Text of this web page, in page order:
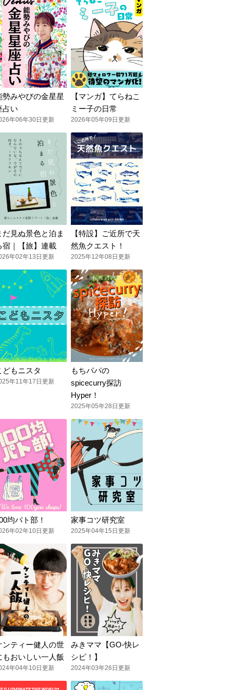
勢みやびの金星星
占い
年06年30日更新
【マンガ】てらねこ
ミー子の日常
2026年05年09日更新
だ見ぬ景色と泊ま
宿｜【旅】連載
年02年13日更新
【特設】ご近所で天
然魚クエスト！
2025年12年08日更新
どもニスタ
年11年17日更新
もちパパの
spicecurry探訪
Hyper！
2025年05年28日更新
均パト部！
年02年10日更新
家事コツ研究室
2025年04年15日更新
ンティー健人の世
もおいしい一人飯
年04年10日更新
みきママ【GO-快レ
シピ！】
2024年03年26日更新